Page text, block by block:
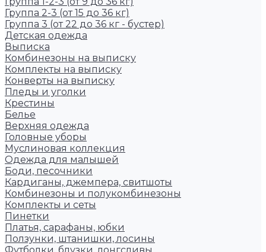
Группа 2-3 (от 15 до 36 кг)
Группа 3 (от 22 до 36 кг - бустер)
Детская одежда
Выписка
Комбинезоны на выписку
Комплекты на выписку
Конверты на выписку
Пледы и уголки
Крестины
Белье
Верхняя одежда
Головные уборы
Муслиновая коллекция
Одежда для малышей
Боди, песочники
Кардиганы, джемпера, свитшоты
Комбинезоны и полукомбинезоны
Комплекты и сеты
Пинетки
Платья, сарафаны, юбки
Ползунки, штанишки, лосины